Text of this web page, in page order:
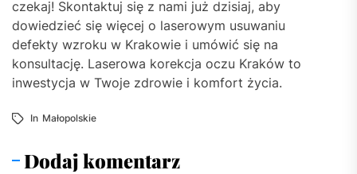
czekaj! Skontaktuj się z nami już dzisiaj, aby
dowiedzieć się więcej o laserowym usuwaniu
defekty wzroku w Krakowie i umówić się na
konsultację. Laserowa korekcja oczu Kraków to
inwestycja w Twoje zdrowie i komfort życia.
In Małopolskie
Dodaj komentarz